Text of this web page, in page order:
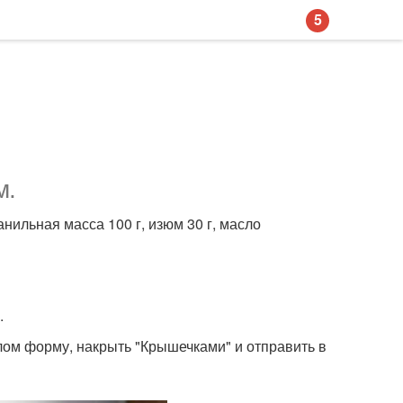
масса 100 г, изюм 30 г, масло
форму, накрыть "Крышечками" и отправить в
5